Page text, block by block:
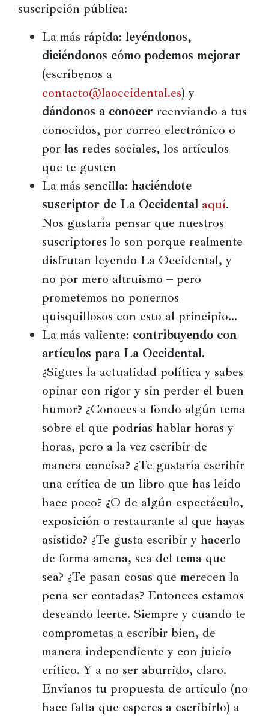
Resto
mundo
cultural
Libros
Películas
Ópera,
conciertos
danza
Radio,
podcasts,
Entretenimiento
Comida
Historia
Concursos
lugares
suscripción pública:
La más rápida: leyéndonos,
diciéndonos cómo podemos mejorar
(escríbenos a
contacto@laoccidental.es) y
dándonos a conocer reenviando a tus
conocidos, por correo electrónico o
por las redes sociales, los artículos
que te gusten
La más sencilla: haciéndote
suscriptor de La Occidental aquí.
Nos gustaría pensar que nuestros
suscriptores lo son porque realmente
disfrutan leyendo La Occidental, y
no por mero altruismo – pero
prometemos no ponernos
quisquillosos con esto al principio…
La más valiente: contribuyendo con
artículos para La Occidental.
¿Sigues la actualidad política y sabes
opinar con rigor y sin perder el buen
humor? ¿Conoces a fondo algún tema
sobre el que podrías hablar horas y
horas, pero a la vez escribir de
manera concisa? ¿Te gustaría escribir
una crítica de un libro que has leído
hace poco? ¿O de algún espectáculo,
exposición o restaurante al que hayas
asistido? ¿Te gusta escribir y hacerlo
de forma amena, sea del tema que
sea? ¿Te pasan cosas que merecen la
pena ser contadas? Entonces estamos
deseando leerte. Siempre y cuando te
comprometas a escribir bien, de
manera independiente y con juicio
crítico. Y a no ser aburrido, claro.
Envíanos tu propuesta de artículo (no
hace falta que esperes a escribirlo) a